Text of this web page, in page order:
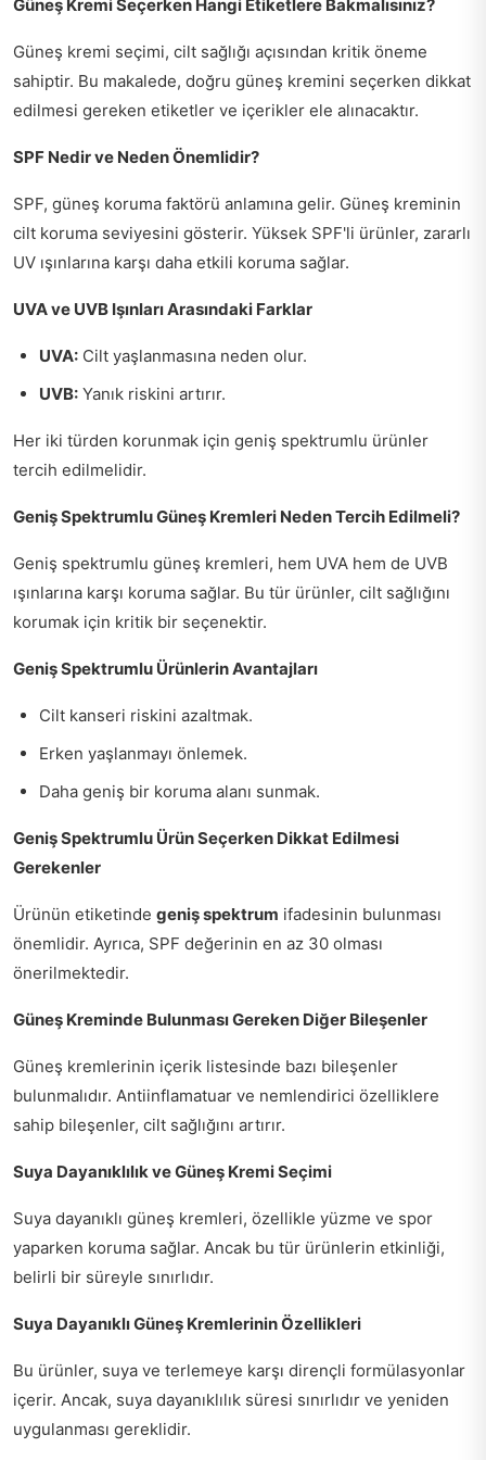
Güneş Kremi Seçerken Hangi Etiketlere Bakmalısınız?
Güneş kremi seçimi, cilt sağlığı açısından kritik öneme
sahiptir. Bu makalede, doğru güneş kremini seçerken dikkat
edilmesi gereken etiketler ve içerikler ele alınacaktır.
SPF Nedir ve Neden Önemlidir?
SPF, güneş koruma faktörü anlamına gelir. Güneş kreminin
cilt koruma seviyesini gösterir. Yüksek SPF'li ürünler, zararlı
UV ışınlarına karşı daha etkili koruma sağlar.
UVA ve UVB Işınları Arasındaki Farklar
UVA: Cilt yaşlanmasına neden olur.
UVB: Yanık riskini artırır.
Her iki türden korunmak için geniş spektrumlu ürünler
tercih edilmelidir.
Geniş Spektrumlu Güneş Kremleri Neden Tercih Edilmeli?
Geniş spektrumlu güneş kremleri, hem UVA hem de UVB
ışınlarına karşı koruma sağlar. Bu tür ürünler, cilt sağlığını
korumak için kritik bir seçenektir.
Geniş Spektrumlu Ürünlerin Avantajları
Cilt kanseri riskini azaltmak.
Erken yaşlanmayı önlemek.
Daha geniş bir koruma alanı sunmak.
Geniş Spektrumlu Ürün Seçerken Dikkat Edilmesi
Gerekenler
Ürünün etiketinde geniş spektrum ifadesinin bulunması
önemlidir. Ayrıca, SPF değerinin en az 30 olması
önerilmektedir.
Güneş Kreminde Bulunması Gereken Diğer Bileşenler
Güneş kremlerinin içerik listesinde bazı bileşenler
bulunmalıdır. Antiinflamatuar ve nemlendirici özelliklere
sahip bileşenler, cilt sağlığını artırır.
Suya Dayanıklılık ve Güneş Kremi Seçimi
Suya dayanıklı güneş kremleri, özellikle yüzme ve spor
yaparken koruma sağlar. Ancak bu tür ürünlerin etkinliği,
belirli bir süreyle sınırlıdır.
Suya Dayanıklı Güneş Kremlerinin Özellikleri
Bu ürünler, suya ve terlemeye karşı dirençli formülasyonlar
içerir. Ancak, suya dayanıklılık süresi sınırlıdır ve yeniden
uygulanması gereklidir.